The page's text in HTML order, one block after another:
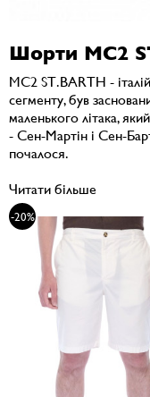
Шорти MC2
MC2 ST.BARTH -
сегменту, був
маленького літака,
- Сен-Мартін і Сен-
почалося.
Читати більше
-20%